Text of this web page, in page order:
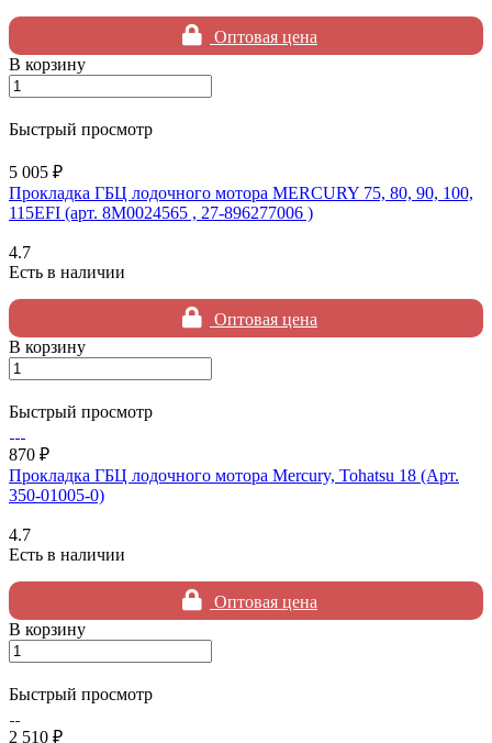
Оптовая цена
В корзину
Быстрый просмотр
5 005 ₽
Прокладка ГБЦ лодочного мотора MERCURY 75, 80, 90, 100,
115EFI (арт. 8M0024565 , 27-896277006 )
4.7
Есть в наличии
Оптовая цена
В корзину
Быстрый просмотр
870 ₽
Прокладка ГБЦ лодочного мотора Mercury, Tohatsu 18 (Арт.
350-01005-0)
4.7
Есть в наличии
Оптовая цена
В корзину
Быстрый просмотр
2 510 ₽